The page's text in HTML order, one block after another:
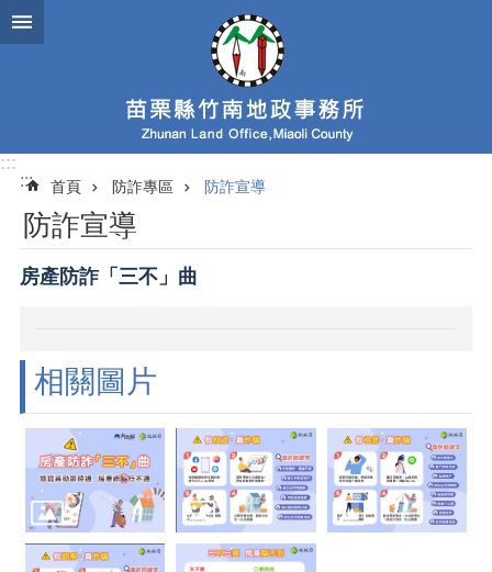
跳到主要內容區塊
:::
:::
首頁 防詐專區 防詐宣導
防詐宣導
房產防詐「三不」曲
相關圖片